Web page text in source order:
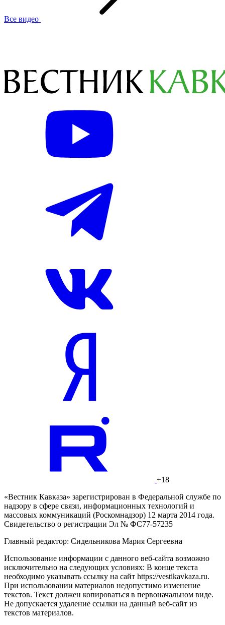
Все видео
+18
«Вестник Кавказа» зарегистрирован в Федеральной службе по
надзору в сфере связи, информационных технологий и
массовых коммуникаций (Роскомнадзор) 12 марта 2014 года.
Свидетельство о регистрации Эл № ФС77-57235
Главный редактор: Сидельникова Мария Сергеевна
Использование информации с данного веб-сайта возможно
исключительно на следующих условиях: В конце текста
необходимо указывать ссылку на сайт https://vestikavkaza.ru.
При использовании материалов недопустимо изменение
текстов. Текст должен копироваться в первоначальном виде.
Не допускается удаление ссылки на данный веб-сайт из
текстов материалов.